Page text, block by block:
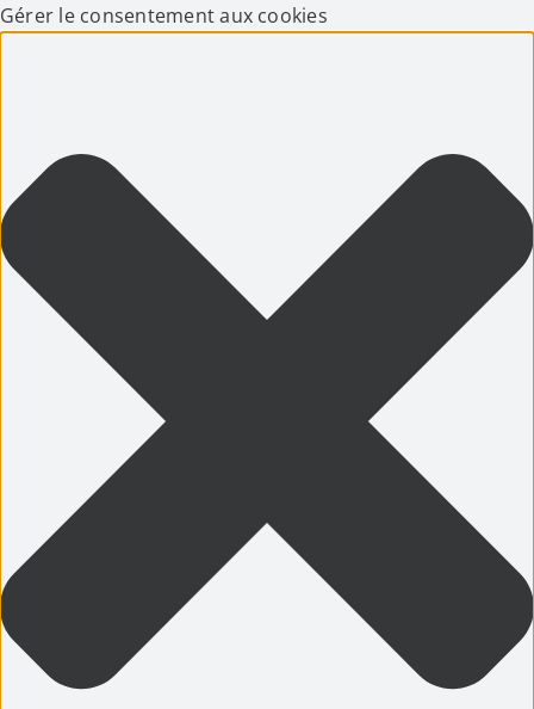
Gérer le consentement aux cookies